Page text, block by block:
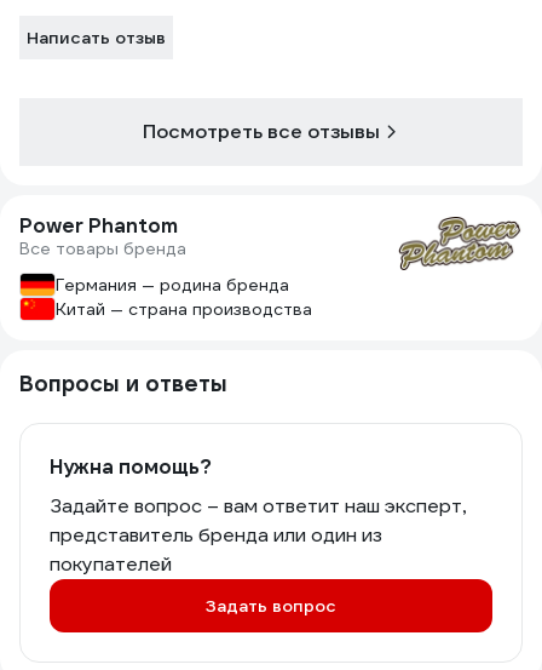
Написать отзыв
Посмотреть все отзывы
Power Phantom
Все товары бренда
Германия — родина бренда
Китай — страна производства
Вопросы и ответы
Нужна помощь?
Задайте вопрос – вам ответит наш эксперт,
представитель бренда или один из
покупателей
Задать вопрос